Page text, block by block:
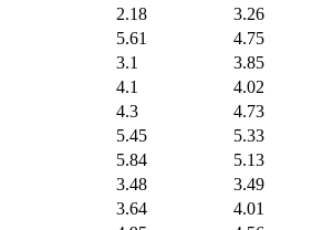
2.18
3.26
5.61
4.75
3.1
3.85
4.1
4.02
4.3
4.73
5.45
5.33
5.84
5.13
3.48
3.49
3.64
4.01